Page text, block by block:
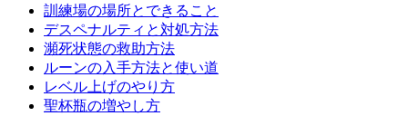
訓練場の場所とできること
デスペナルティと対処方法
瀕死状態の救助方法
ルーンの入手方法と使い道
レベル上げのやり方
聖杯瓶の増やし方